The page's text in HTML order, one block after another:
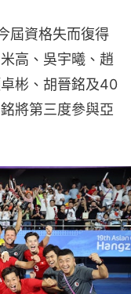
屆資格失而復得
高、吳宇曦、趙
彬、胡晉銘及40
將第三度參與亞